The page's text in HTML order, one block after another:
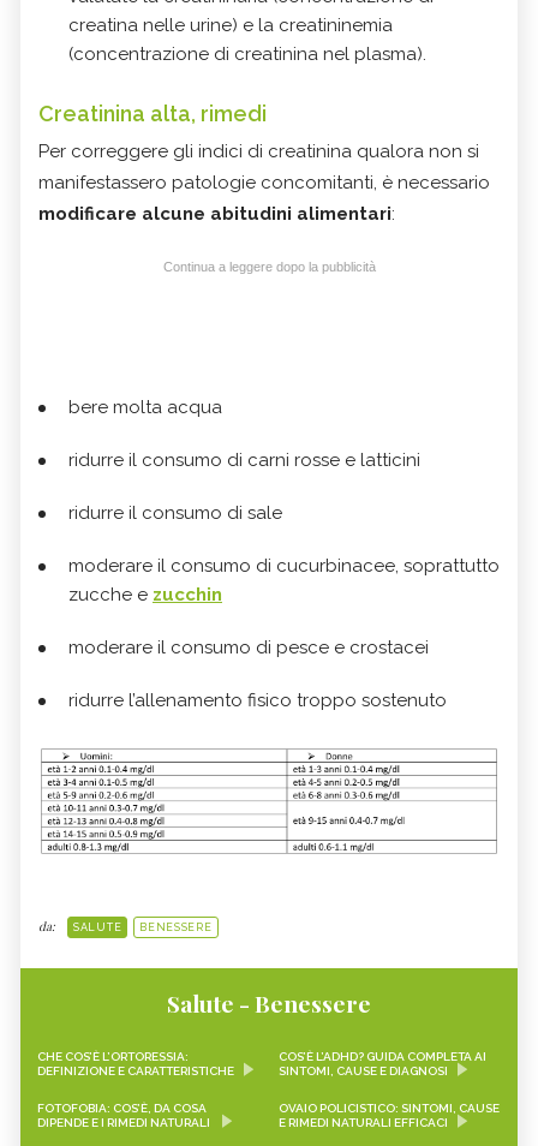
creatina nelle urine) e la creatininemia
(concentrazione di creatinina nel plasma).
Creatinina alta, rimedi
Per correggere gli indici di creatinina qualora non si
manifestassero patologie concomitanti, è necessario
modificare alcune abitudini alimentari:
Continua a leggere dopo la pubblicità
bere molta acqua
ridurre il consumo di carni rosse e latticini
ridurre il consumo di sale
moderare il consumo di cucurbinacee, soprattutto
zucche e zucchin
moderare il consumo di pesce e crostacei
ridurre l’allenamento fisico troppo sostenuto
da: SALUTE BENESSERE
Salute - Benessere
CHE COS’È L’ORTORESSIA:
DEFINIZIONE E CARATTERISTICHE
COS’È L’ADHD? GUIDA COMPLETA AI
SINTOMI, CAUSE E DIAGNOSI
FOTOFOBIA: COS’È, DA COSA
DIPENDE E I RIMEDI NATURALI
OVAIO POLICISTICO: SINTOMI, CAUSE
E RIMEDI NATURALI EFFICACI